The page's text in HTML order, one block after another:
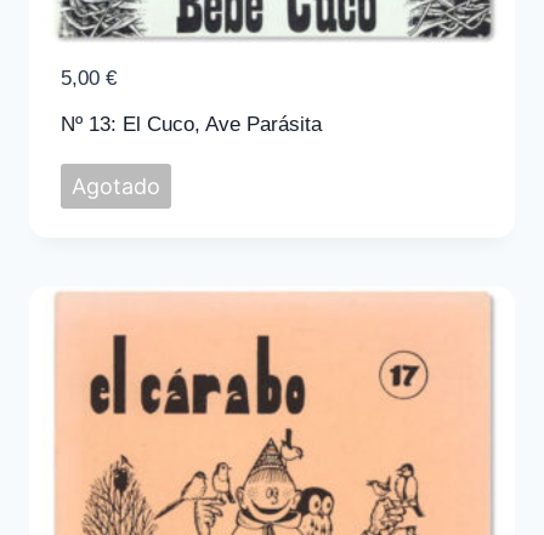
Nº 13: El Cuco, Ave Parásita
5,00 €
Agotado